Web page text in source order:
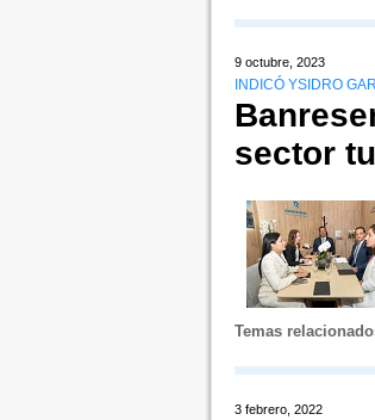
9 octubre, 2023
INDICÓ YSIDRO
sector
Temas
3 febrero, 2022